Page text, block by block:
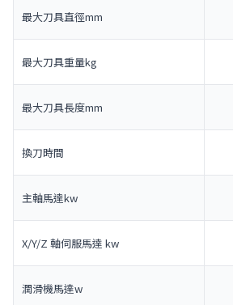
最大刀具直徑mm
最大刀具重量kg
最大刀具長度mm
換刀時間
主軸馬達kw
X/Y/Z 軸伺服馬達 kw
潤滑機馬達w